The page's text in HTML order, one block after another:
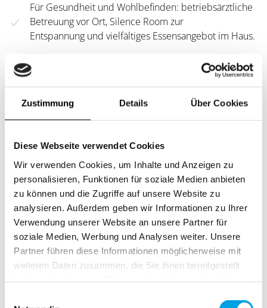
Zustimmung Details Über Cookies
Diese Webseite verwendet Cookies
Wir verwenden Cookies, um Inhalte und Anzeigen zu
personalisieren, Funktionen für soziale Medien anbieten
zu können und die Zugriffe auf unsere Website zu
analysieren. Außerdem geben wir Informationen zu Ihrer
Verwendung unserer Website an unsere Partner für
soziale Medien, Werbung und Analysen weiter. Unsere
Partner führen diese Informationen möglicherweise mit
weiteren Daten zusammen, die Sie ihnen bereitgestellt
Für Gesundheit und Wohlbefinden: betriebsärztliche
Betreuung vor Ort, Silence Room zur
Entspannung und vielfältiges Essensangebot im Haus.
Arbeitsplatz mit Wohlfühlfaktor durch wunderschöne
Dachterrasse – ausreichend Parkplätze mit Tiefgarage,
sowie U-Bahn-Haltestelle nur 2 Gehminuten
Wir möchten gerne mehr über Dich erfahren – ob per PDF
oder Video! Dein Lebenslauf mit Leistungsnachweisen
sollte dabei nicht fehlen.
Gerne auch Dein frühestmöglicher Eintritt sowie Deine
Gehaltsvorstellung.
Wir freuen uns auf alles, was Du uns über Dich zu verraten
hast.